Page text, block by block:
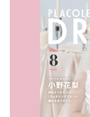
内容：
一番お得
解決しま
ン